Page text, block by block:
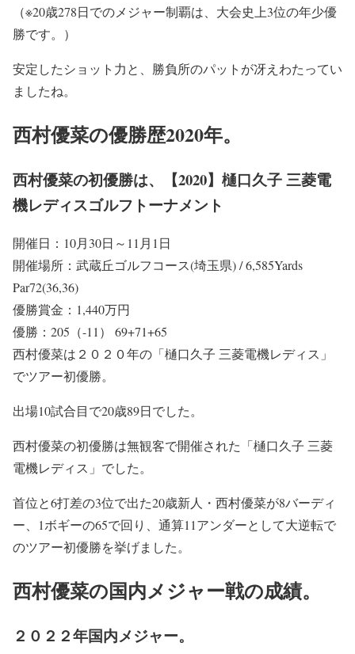
（※20歳278日でのメジャー制覇は、大会史上3位の年少優
勝です。）
安定したショット力と、勝負所のパットが冴えわたってい
ましたね。
西村優菜の優勝歴2020年。
西村優菜の初優勝は、【2020】樋口久子 三菱電
機レディスゴルフトーナメント
開催日：10月30日～11月1日
開催場所：武蔵丘ゴルフコース(埼玉県) / 6,585Yards
Par72(36,36)
優勝賞金：1,440万円
優勝：205（-11） 69+71+65
西村優菜は２０２０年の「樋口久子 三菱電機レディス」
でツアー初優勝。
出場10試合目で20歳89日でした。
西村優菜の初優勝は無観客で開催された「樋口久子 三菱
電機レディス」でした。
首位と6打差の3位で出た20歳新人・西村優菜が8バーディ
ー、1ボギーの65で回り、通算11アンダーとして大逆転で
のツアー初優勝を挙げました。
西村優菜の国内メジャー戦の成績。
２０２２年国内メジャー。